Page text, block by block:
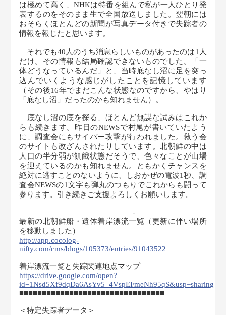
は極めて高く、NHKは特番を組んで私が一人ひとり発
表するのをそのまま生で全国放送しました。翌朝には
おそらくほとんどの新聞が写真データ付きで失踪者の
情報を報じたと思います。
それでも40人のうち消息らしいものがあったのは1人
だけ。その情報も結局確認できないものでした。「一
体どうなっているんだ」と、当時底なし沼に足を突っ
込んでいくような感じがしたことを記憶しています
（その後16年でまだこんな状態なのですから、やはり
「底なし沼」だったのかも知れません）。
底なし沼の底を探る、ほとんど無謀な試みはこれか
らも続きます。昨日のNEWSで村尾が書いていたよう
に、調査会にもサイバー攻撃が行われました。救う会
のサイトも改ざんされたりしています。北朝鮮の中は
人口の半分弱が飢餓状態だそうで、色々なことが山場
を迎えているのかも知れません。ともかくチャンスを
絶対に逃すことのないように、しおかぜの電波1秒、調
査会NEWSの1文字も弾丸のつもりでこれからも闘って
参ります。引き続きご支援よろしくお願いします。
———————————————-
最新の北朝鮮船・遺体着岸漂流一覧（更新に伴い場所
を移動しました）
http://app.cocolog-
nifty.com/cms/blogs/105373/entries/91043522
着岸漂流一覧と失踪関連地点マップ
https://drive.google.com/open?
id=1Nsd5Xf9dqDa6AsYv5_4VspEFmeNh95qS&usp=sharing
■■■■■■■■■■■■■■■■■■■■■■■■■■■■■■■■
――――――――――――――――――――――――――
＜特定失踪者データ＞